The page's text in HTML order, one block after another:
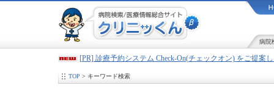
病院
[PR] 診療予約システム Check-On(チェックオン) をご提案
TOP > キーワード検索